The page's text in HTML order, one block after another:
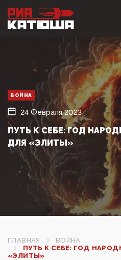
ВОЙНА
24 Февраля 2023
ПУТЬ К СЕБЕ: ГОД
ДЛЯ «ЭЛИТЫ»
ГЛАВНАЯ
ВОЙНА
ПУТЬ К СЕБЕ: ГОД
«ЭЛИТЫ»